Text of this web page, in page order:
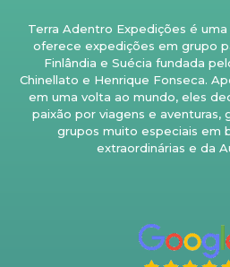
Terra Adentro Expedições é
oferece expedições em grupo
Finlândia e Suécia fundada
Chinellato e Henrique Fonseca.
em uma volta ao mundo, eles
paixão por viagens e aventuras,
grupos muito especiais em
extraordinárias e da